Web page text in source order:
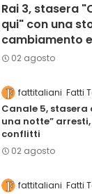
Rai 3, stasera
qui" con una
cambiamento
02 agosto
fattitaliani Fatti
Canale 5, stasera
una notte”
conflitti
02 agosto
fattitaliani Fatti